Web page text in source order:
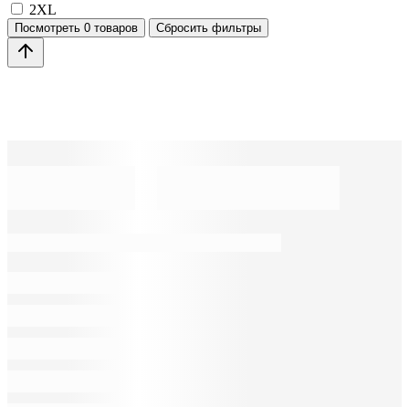
2XL
Посмотреть 0 товаров Сбросить фильтры